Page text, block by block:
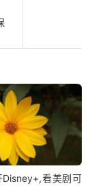
Disney+,看美剧可